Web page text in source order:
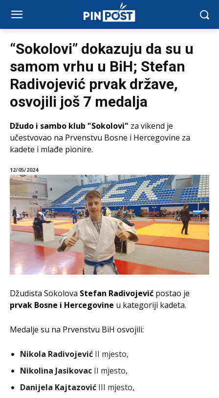
“Sokolovi” dokazuju da su u
samom vrhu u BiH; Stefan
Radivojević prvak države,
osvojili još 7 medalja
Džudo i sambo klub "Sokolovi" za vikend je
učestvovao na Prvenstvu Bosne i Hercegovine za
kadete i mlađe pionire.
12/05/2024
Džudista Sokolova Stefan Radivojević postao je
prvak Bosne i Hercegovine u kategoriji kadeta.
Medalje su na Prvenstvu BiH osvojili:
Nikola Radivojević II mjesto,
Nikolina Jasikovac II mjesto,
Danijela Kajtazović III mjesto,